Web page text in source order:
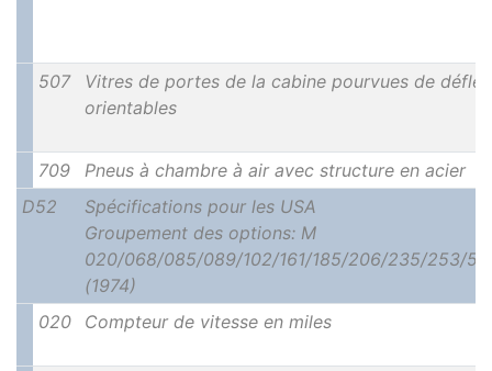
507
Vitres de portes de la cabine pourvues de
orientables
709
Pneus à chambre à air avec structure en acier
D52
Spécifications pour les USA
Groupement des options: M
020/068/085/089/102/161/185/206/235/253/
(1974)
020
Compteur de vitesse en miles